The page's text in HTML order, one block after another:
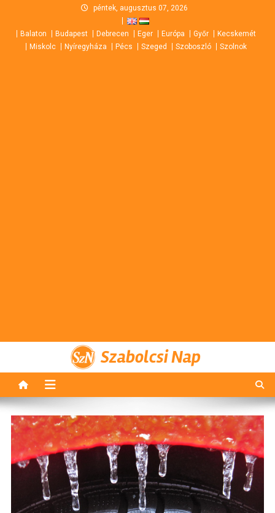
content
péntek, augusztus 07, 2026
Balaton Budapest Debrecen Eger Európa Győr
Kecskemét
Miskolc
Nyíregyháza Pécs Szeged Szoboszló Szolnok
Szabolcsi Nap